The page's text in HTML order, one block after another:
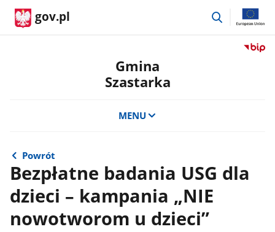
gov.pl
przejdź
Przejdź
Gmina
Szastarka
MENU
Powrót
Bezpłatne badania USG dla
dzieci – kampania „NIE
nowotworom u dzieci”